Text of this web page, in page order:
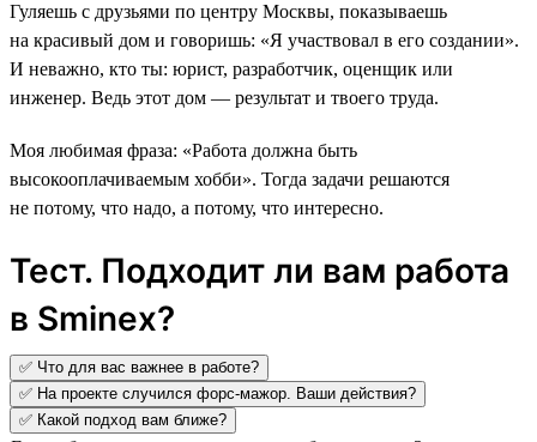
Гуляешь с друзьями по центру Москвы, показываешь
на красивый дом и говоришь: «Я участвовал в его создании».
И неважно, кто ты: юрист, разработчик, оценщик или
инженер. Ведь этот дом — результат и твоего труда.
Моя любимая фраза: «Работа должна быть
высокооплачиваемым хобби». Тогда задачи решаются
не потому, что надо, а потому, что интересно.
Тест. Подходит ли вам работа
в Sminex?
✅ Что для вас важнее в работе?
✅ На проекте случился форс-мажор. Ваши действия?
✅ Какой подход вам ближе?